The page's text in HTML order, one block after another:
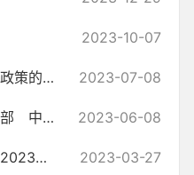
2023-10-07
关于调整住房公积金贷款政策的通知 2023-07-08
住房和城乡建设部 财政部 中国人民银行关于印发《全国住房公积金2022... 2023-06-08
其他主动公开文件说明（2023年1月—3月） 2023-03-27